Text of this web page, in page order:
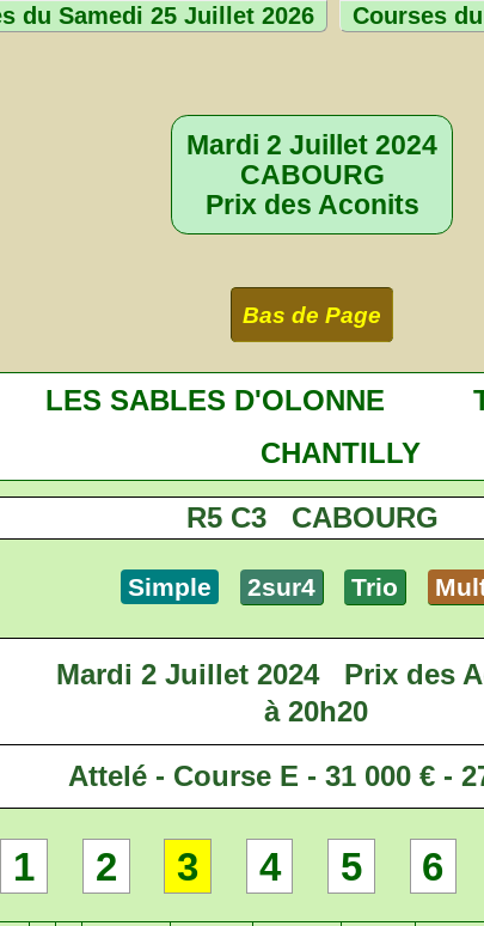
du Samedi 25 Juillet 2026 Courses
Mardi 2 Juillet 2024
CABOURG
Prix des Aconits
Bas de Page
LES SABLES D'OLONNE
CHANTILLY
R5 C3 CABOURG
Simple 2sur4 Trio
Mardi 2 Juillet 2024
Prix des
à 20h20
Attelé - Course E - 31 000 € -
1 2 3 4 5 6